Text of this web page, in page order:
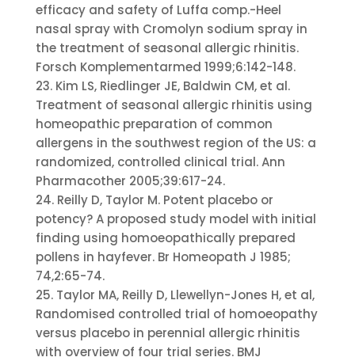
efficacy and safety of Luffa comp.-Heel
nasal spray with Cromolyn sodium spray in
the treatment of seasonal allergic rhinitis.
Forsch Komplementarmed 1999;6:142-148.
23. Kim LS, Riedlinger JE, Baldwin CM, et al.
Treatment of seasonal allergic rhinitis using
homeopathic preparation of common
allergens in the southwest region of the US: a
randomized, controlled clinical trial. Ann
Pharmacother 2005;39:617-24.
24. Reilly D, Taylor M. Potent placebo or
potency? A proposed study model with initial
finding using homoeopathically prepared
pollens in hayfever. Br Homeopath J 1985;
74,2:65-74.
25. Taylor MA, Reilly D, Llewellyn-Jones H, et al,
Randomised controlled trial of homoeopathy
versus placebo in perennial allergic rhinitis
with overview of four trial series. BMJ